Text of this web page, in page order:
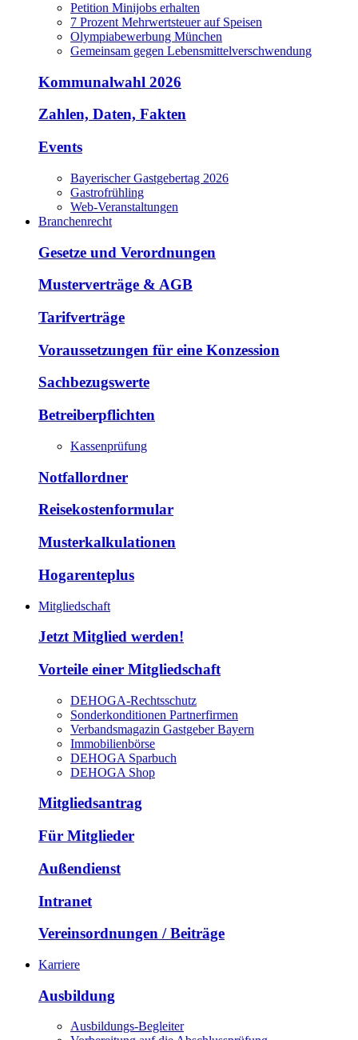
Petition Minijobs erhalten
7 Prozent Mehrwertsteuer auf Speisen
Olympiabewerbung München
Gemeinsam gegen Lebensmittelverschwendung
Kommunalwahl 2026
Zahlen, Daten, Fakten
Events
Bayerischer Gastgebertag 2026
Gastrofrühling
Web-Veranstaltungen
Branchenrecht
Gesetze und Verordnungen
Musterverträge & AGB
Tarifverträge
Voraussetzungen für eine Konzession
Sachbezugswerte
Betreiberpflichten
Kassenprüfung
Notfallordner
Reisekostenformular
Musterkalkulationen
Hogarenteplus
Mitgliedschaft
Jetzt Mitglied werden!
Vorteile einer Mitgliedschaft
DEHOGA-Rechtsschutz
Sonderkonditionen Partnerfirmen
Verbandsmagazin Gastgeber Bayern
Immobilienbörse
DEHOGA Sparbuch
DEHOGA Shop
Mitgliedsantrag
Für Mitglieder
Außendienst
Intranet
Vereinsordnungen / Beiträge
Karriere
Ausbildung
Ausbildungs-Begleiter